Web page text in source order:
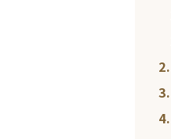
2.
3.
4.